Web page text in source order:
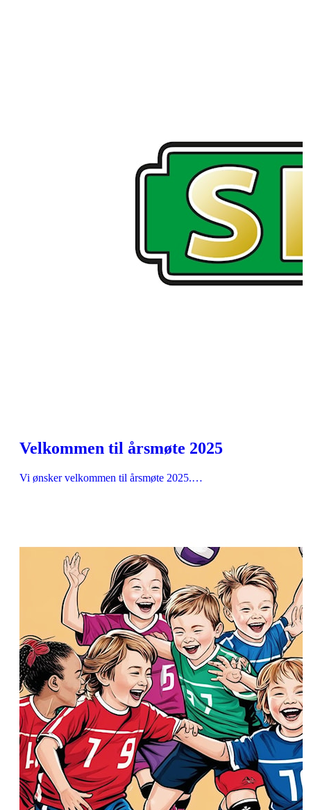
Velkommen til årsmøte 2025
Vi ønsker velkommen til årsmøte 2025.…